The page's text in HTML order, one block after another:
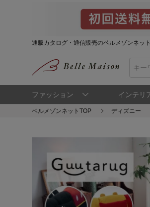
通販カタログ・通信販売のベルメゾンネット
ファッション インテリ
ベルメゾンネットTOP ディズニー